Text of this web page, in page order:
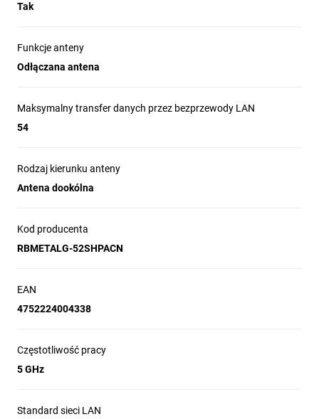
Tak
Funkcje anteny
Odłączana antena
Maksymalny transfer danych przez bezprzewody LAN
54
Rodzaj kierunku anteny
Antena dookólna
Kod producenta
RBMETALG-52SHPACN
EAN
4752224004338
Częstotliwość pracy
5 GHz
Standard sieci LAN